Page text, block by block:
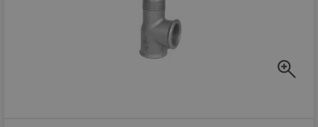
zoom_in